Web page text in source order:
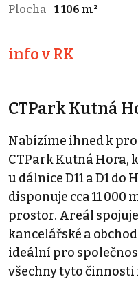
Plocha
1 106 m²
info v RK
CTPark Kutná
Nabízíme ihned k
CTPark Kutná Hora,
u dálnice D11 a D1
disponuje cca 11 000
prostor. Areál
kancelářské a
ideální pro
všechny tyto činnosti